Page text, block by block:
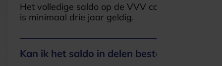
Het volledige saldo op de VVV cadeaukaart
is minimaal drie jaar geldig.
Kan ik het saldo in delen besteden?